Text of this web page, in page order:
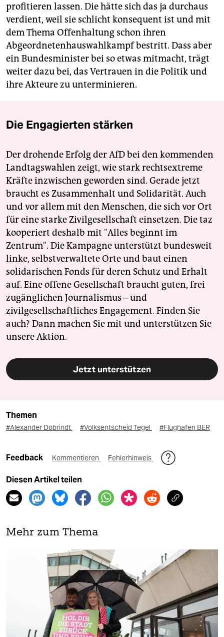
profitieren lassen. Die hätte sich das ja durchaus
verdient, weil sie schlicht konsequent ist und mit
dem Thema Offenhaltung schon ihren
Abgeordnetenhauswahlkampf bestritt. Dass aber
ein Bundesminister bei so etwas mitmacht, trägt
weiter dazu bei, das Vertrauen in die Politik und
ihre Akteure zu unterminieren.
Die Engagierten stärken
Der drohende Erfolg der AfD bei den kommenden
Landtagswahlen zeigt, wie stark rechtsextreme
Kräfte inzwischen geworden sind. Gerade jetzt
braucht es Zusammenhalt und Solidarität. Auch
und vor allem mit den Menschen, die sich vor Ort
für eine starke Zivilgesellschaft einsetzen. Die taz
kooperiert deshalb mit "Alles beginnt im
Zentrum". Die Kampagne unterstützt bundesweit
linke, selbstverwaltete Orte und baut einen
solidarischen Fonds für deren Schutz und Erhalt
auf. Eine offene Gesellschaft braucht guten, frei
zugänglichen Journalismus – und
zivilgesellschaftliches Engagement. Finden Sie
auch? Dann machen Sie mit und unterstützen Sie
unsere Aktion.
Jetzt unterstützen
Themen
#Alexander Dobrindt #Volksentscheid Tegel #Flughafen BER
Feedback Kommentieren Fehlerhinweis
Diesen Artikel teilen
Mehr zum Thema